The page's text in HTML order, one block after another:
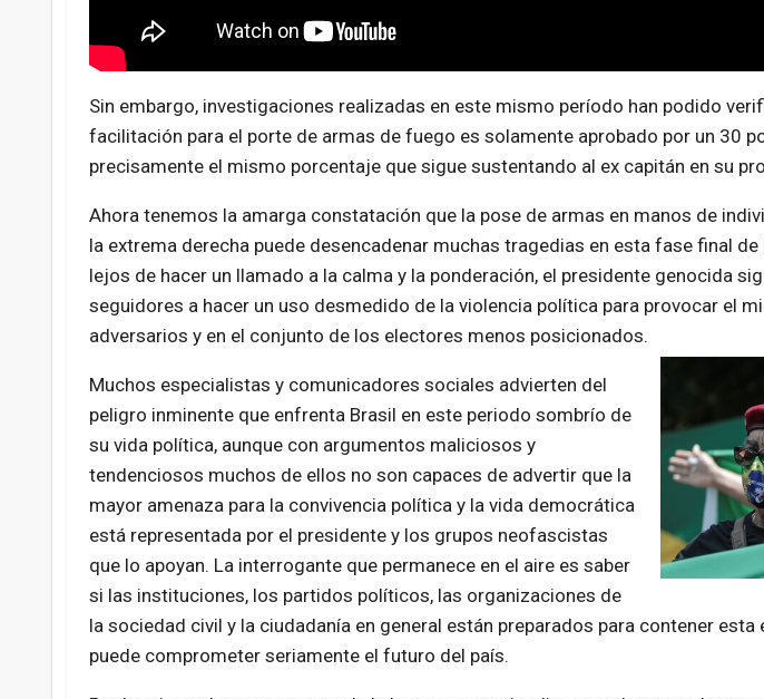
Sin embargo, investigaciones realizadas en este mismo período han podido
facilitación para el porte de armas de fuego es solamente aprobado por un 30
precisamente el mismo porcentaje que sigue sustentando al ex capitán en su
Ahora tenemos la amarga constatación que la pose de armas en manos de
la extrema derecha puede desencadenar muchas tragedias en esta fase final
lejos de hacer un llamado a la calma y la ponderación, el presidente genocida
seguidores a hacer un uso desmedido de la violencia política para provocar el
adversarios y en el conjunto de los electores menos posicionados.
Muchos especialistas y comunicadores sociales advierten del
peligro inminente que enfrenta Brasil en este periodo sombrío de
su vida política, aunque con argumentos maliciosos y
tendenciosos muchos de ellos no son capaces de advertir que la
mayor amenaza para la convivencia política y la vida democrática
está representada por el presidente y los grupos neofascistas
que lo apoyan. La interrogante que permanece en el aire es saber
si las instituciones, los partidos políticos, las organizaciones de
la sociedad civil y la ciudadanía en general están preparados para contener
puede comprometer seriamente el futuro del país.